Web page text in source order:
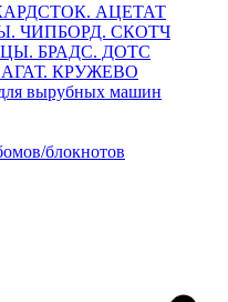
АЦЕТАТ
ЧИПБОРД. СКОТЧ
БРАДС. ДОТС
КРУЖЕВО
вырубных машин
блокнотов